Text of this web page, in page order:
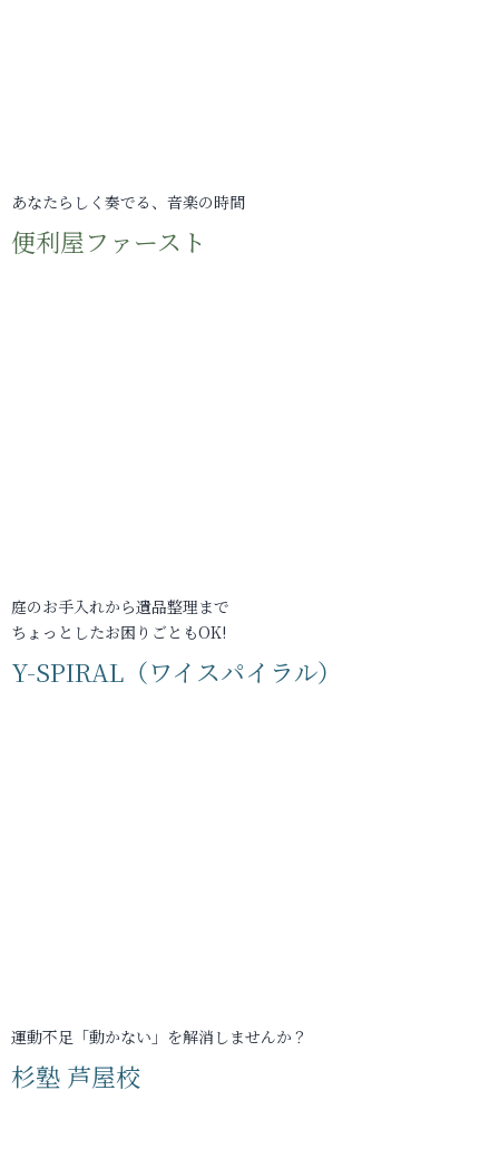
あなたらしく奏でる、音楽の時間
便利屋ファースト
庭のお手入れから遺品整理まで
ちょっとしたお困りごともOK!
Y-SPIRAL（ワイスパイラル）
運動不足「動かない」を解消しませんか？
杉塾 芦屋校